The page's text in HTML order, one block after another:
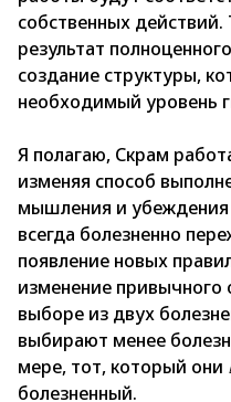
собственных
результат
создание структуры,
необходимый уровень
Я полагаю, Скрам
изменяя способ
мышления и
всегда болезненно
появление новых
изменение
выборе из двух
выбирают менее
мере, тот, который они
болезненный.